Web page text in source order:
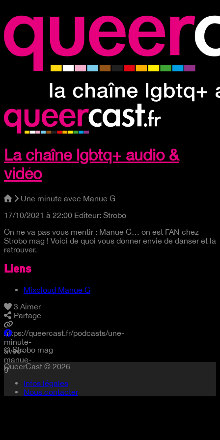
La chaîne lgbtq+ audio &
vidéo
Une minute avec Manue G
17/10/2021 à 22:00 Editeur: Strobo
On ne va pas vous mentir : Manue G… on est FAN chez
Strobo mag ! Voici de quoi vous donner envie de danser et la
retrouver.
Liens
Mixcloud Manue G
3 Aimer
Partage
https://queercast.fr/podcasts/une-
minute-
avec-
manue-
g
© Strobo mag
QueerCast © 2026
Infos légales
Nous contacter